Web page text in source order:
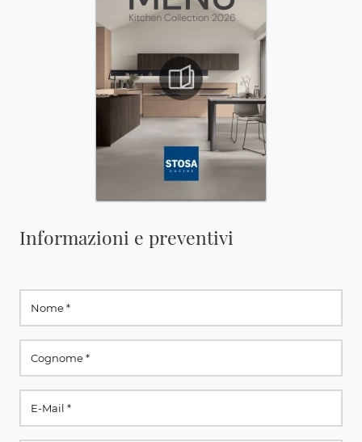
Informazioni e preventivi